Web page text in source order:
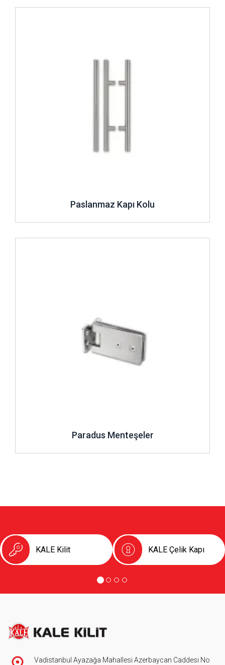
Paslanmaz Kapı Kolu
Paradus Menteşeler
KALE Kilit KALE Çelik Kapı
Vadistanbul Ayazağa Mahallesi Azerbaycan Caddesi No